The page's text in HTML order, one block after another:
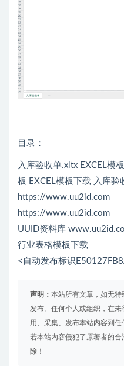
目录：
入库验收单.xltx EXCEL模
板 EXCEL模板下载 入库验
https://www.uu2id.com
https://www.uu2id.com
UUID资料库
行业表格模板下载
<自动发布标识
声明： 本站所有文章，如无
发布。任何个人或组织，在
用、采集、发布本站内容到
若本站内容侵犯了原著者的
除！